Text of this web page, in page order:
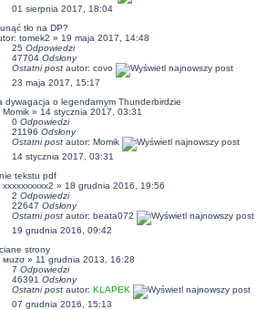
01 sierpnia 2017, 18:04
tło na DP?
tomek2 » 19 maja 2017, 14:48
25 Odpowiedzi
47704 Odsłony
Ostatni post autor: covo
23 maja 2017, 15:17
dywagacja o legendarnym Thunderbirdzie
Momik» 14 stycznia 2017, 03:31
0 Odpowiedzi
21196 Odsłony
Ostatni post autor: Momik
14 stycznia 2017, 03:31
tekstu pdf
xxxxxxxxxx2 » 18 grudnia 2016, 19:56
2 Odpowiedzi
22647 Odsłony
Ostatni post autor: beata072
19 grudnia 2016, 09:42
strony
мuzσ » 11 grudnia 2013, 16:28
7 Odpowiedzi
46391 Odsłony
Ostatni post autor: KLAPEK
07 grudnia 2016, 15:13